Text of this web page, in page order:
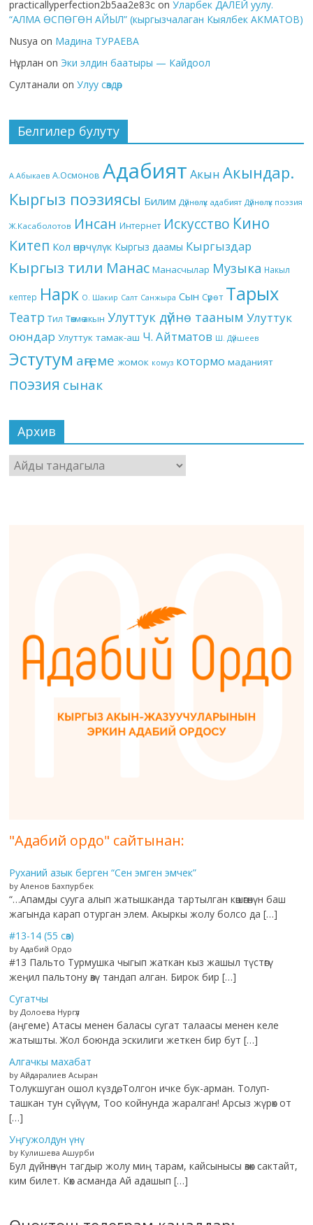
practicallyperfection2b5aa2e83c onУларбек ДАЛЕЙ уулу.
“АЛМА ӨСПӨГӨН АЙЫЛ” (кыргызчалаган Кыялбек АКМАТОВ)
Nusya on Мадина ТУРАЕВА
Нұрлан on Эки элдин баатыры — Кайдоол
Султанали onУлуу сөздөр
Белгилер булуту
А.Абыкаев А.Осмонов Адабият Акын Акындар.
Кыргыз поэзиясы Билим Дүйнөлүк адабият Дүйнөлүк поэзия
Ж.Касаболотов Инсан Интернет Искусство Кино
Китеп Кол өнөрчүлүк Кыргыз даамы Кыргыздар
Кыргыз тили Манас Манасчылар Музыка Накыл
кептер Нарк О. Шакир Салт Санжыра Сын Сүрөт Тарых
Театр Тил Төкмө акын Улуттук дүйнө тааным Улуттук
оюндар Улуттук тамак-аш Ч. Айтматов Ш. Дүйшеев
Эстутум аңгеме жомок комуз котормо маданият
поэзия сынак
Архив
Архив
"Адабий ордо" сайтынан:
Руханий азык берген “Сен эмген эмчек”
by Аленов Бахпурбек
“…Апамды сууга алып жатышканда тартылган көшөгөнүн баш
жагында карап отурган элем. Акыркы жолу болсо да […]
#13-14 (55 сөз)
by Адабий Ордо
#13 Пальто Турмушка чыгып жаткан кыз жашыл түстөгү
жеңил пальтону өзү тандап алган. Бирок бир […]
Сугатчы
by Долоева Нургүл
(аңгеме) Атасы менен баласы сугат талаасы менен келе
жатышты. Жол боюнда эскилиги жеткен бир бут […]
Алгачкы махабат
by Айдаралиев Асыран
Толукшуган ошол күздө, Толгон ичке бук-арман. Толуп-
ташкан тун сүйүүм, Тоо койнунда жаралган! Арсыз жүрөк от
[…]
Уңгужолдун үнү
by Кулишева Ашурби
Бул дүйнөнүн тагдыр жолу миң тарам, кайсынысы өзөк сактайт,
ким билет. Көк асманда Ай адашып […]